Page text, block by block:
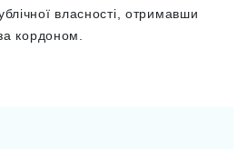
власності, отримавши
кордоном.